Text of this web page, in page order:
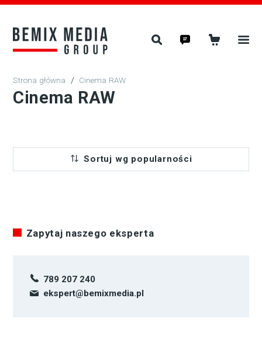
/ Cinema RAW
Cinema RAW
Sortuj wg popularności
Zapytaj naszego eksperta
789 207 240
ekspert@bemixmedia.pl